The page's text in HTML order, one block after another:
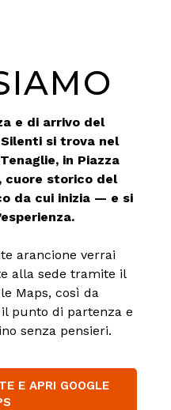
e di arrivo del
si trova nel
in Piazza
cuore storico del
da cui inizia — e si
arancione verrai
alla sede tramite il
Maps, così da
punto di partenza e
senza pensieri.
E APRI GOOGLE